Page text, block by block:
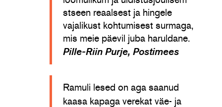
stseen reaalsest ja hingele
vajalikust kohtumisest surmaga,
mis meie päevil juba haruldane.
Pille-Riin Purje, Postimees
Ramuli lesed on aga saanud
kaasa kapaga verekat väe- ja